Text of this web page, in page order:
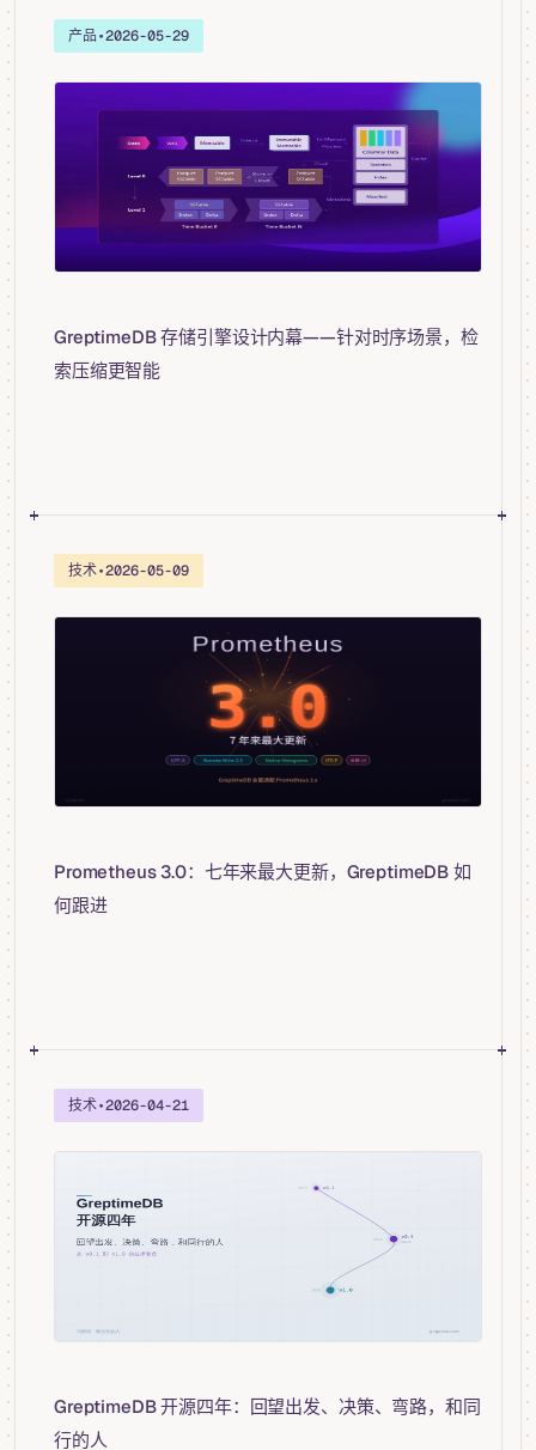
产品•2026-05-29
GreptimeDB 存储引擎设计内幕——针对时序场景，检
索压缩更智能
技术•2026-05-09
Prometheus 3.0：七年来最大更新，GreptimeDB 如
何跟进
技术•2026-04-21
GreptimeDB 开源四年：回望出发、决策、弯路，和同
行的人